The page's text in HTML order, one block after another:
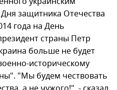
защитника Отечества
года на День
страны Петр
больше не будет
историческому
"Мы будем чествовать